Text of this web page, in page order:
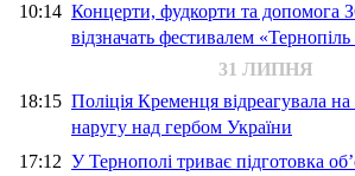
10:14 Концерти, фудкорти та допомога
відзначать фестивалем
31 ЛИПНЯ
18:15 Поліція Кременця відреагувала
наругу над гербом України
17:12 У Тернополі триває підготовка